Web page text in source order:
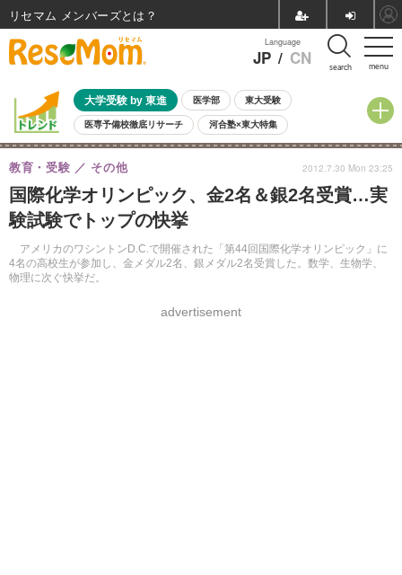
menu
Language
JP / CN search
大学受験 by 東進 医学部 東大受験
医専予備校徹底リサーチ 河合塾×東大特集
親子で考える大学選び 高校受験 中学受験 小学校受験
共通テスト 夏休み
8月開催イベント・WS 全国公立高校 過去問 人気記事
自由研究教材（小学生向け） 自由研究教材（中学生向け）
国際化学オリンピック、金2名＆銀2名受賞…実
験試験でトップの快挙
アメリカのワシントンD.C.で開催された「第44回国際化学オリンピック」に
4名の高校生が参加し、金メダル2名、銀メダル2名受賞した。数学、生物学、
物理に次ぐ快挙だ。
教育・受験 その他
advertisement
2012.7.30 Mon 23:25
リセマム メンバーズ